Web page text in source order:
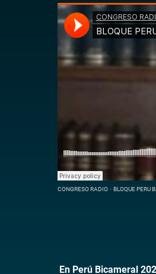
CONGRESO RADIO · BLOQUE PERU
En Perú Bicameral